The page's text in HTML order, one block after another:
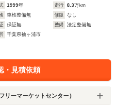
1999年 走行 8.3万km
車検整備無 修復
なし
保証無 整備
法定整備無
千葉県袖ヶ浦市
・見積依頼
リーマーケットセンター）